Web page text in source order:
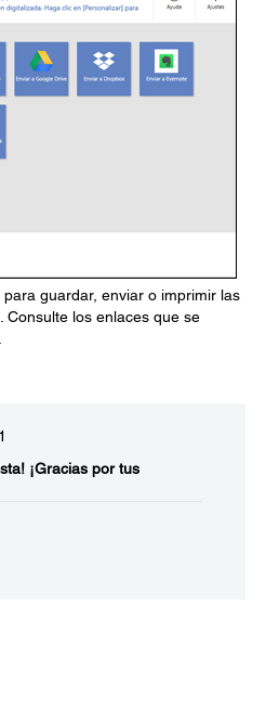
guardar, enviar o imprimir las
Consulte los enlaces que se
¡Gracias por tus